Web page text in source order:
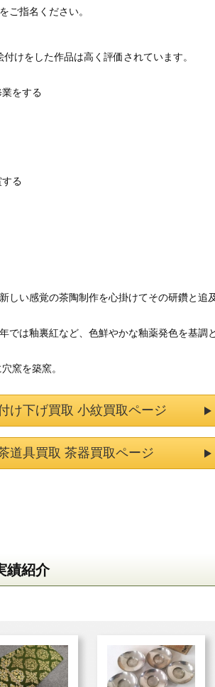
ご指名ください。
けをした作品は高く評価されています。
をする
る
しい感覚の茶陶制作を心掛けてその研鑽と追
では釉裏紅など、色鮮やかな釉薬発色を基調と
窯を築窯。
け下げ買取 小紋買取ページ
道具買取 茶器買取ページ
績紹介